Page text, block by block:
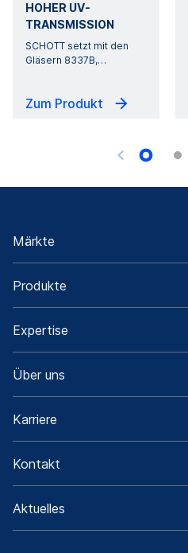
HOHER UV-
TRANSMISSION
SCHOTT setzt mit den
Gläsern 8337B,…
Zum Produkt
Märkte
Produkte
Expertise
Über uns
Karriere
Kontakt
Aktuelles